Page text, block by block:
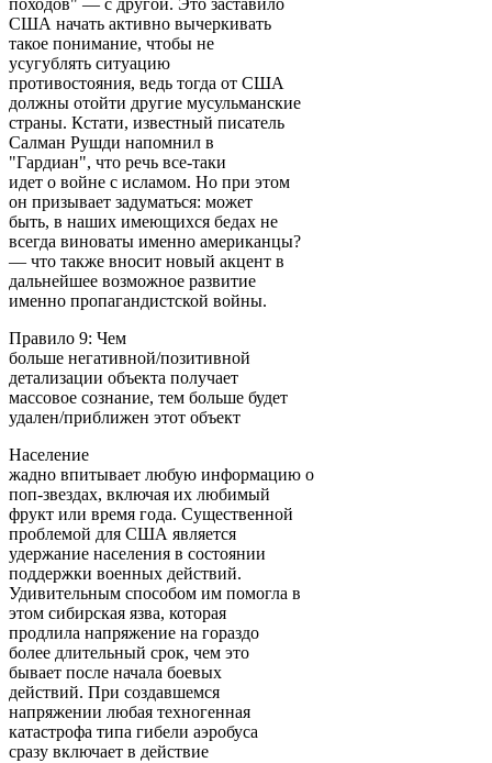
США начать активно вычеркивать
такое понимание, чтобы не
усугублять ситуацию
противостояния, ведь тогда от США
должны отойти другие мусульманские
страны. Кстати, известный писатель
Салман Рушди напомнил в
"Гардиан", что речь все-таки
идет о войне с исламом. Но при этом
он призывает задуматься: может
быть, в наших имеющихся бедах не
всегда виноваты именно американцы?
— что также вносит новый акцент в
дальнейшее возможное развитие
именно пропагандистской войны.
Правило 9: Чем
больше негативной/позитивной
детализации объекта получает
массовое сознание, тем больше будет
удален/приближен этот объект
Население
жадно впитывает любую информацию о
поп-звездах, включая их любимый
фрукт или время года. Существенной
проблемой для США является
удержание населения в состоянии
поддержки военных действий.
Удивительным способом им помогла в
этом сибирская язва, которая
продлила напряжение на гораздо
более длительный срок, чем это
бывает после начала боевых
действий. При создавшемся
напряжении любая техногенная
катастрофа типа гибели аэробуса
сразу включает в действие